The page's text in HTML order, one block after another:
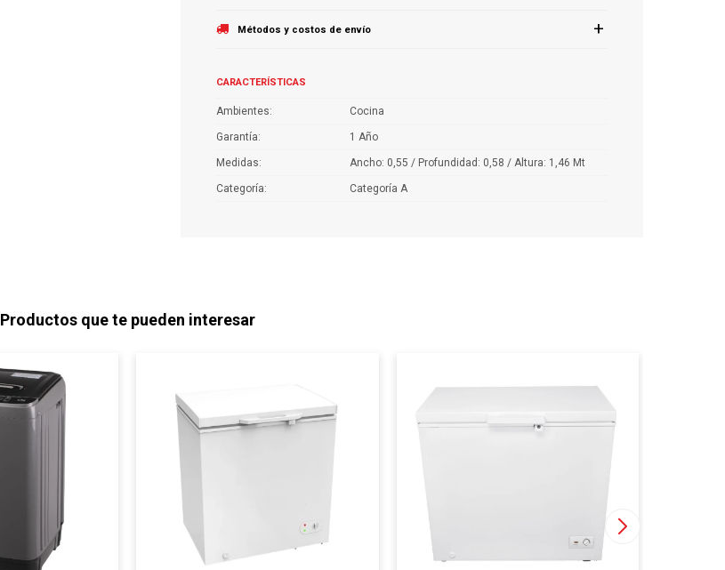
Métodos y costos de envío
CARACTERÍSTICAS
Ambientes Cocina
Garantía 1 Año
Medidas Ancho: 0,55 / Profundidad: 0,58 / Altura: 1,46 Mt
Categoría Categoría A
Productos que te pueden interesar